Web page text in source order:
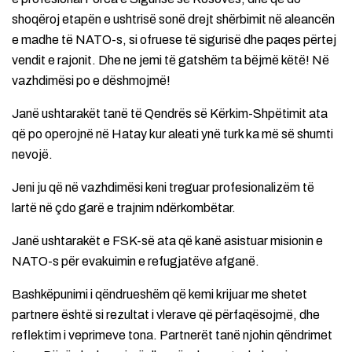
shoqëroj etapën e ushtrisë sonë drejt shërbimit në aleancën
e madhe të NATO-s, si ofruese të sigurisë dhe paqes përtej
vendit e rajonit. Dhe ne jemi të gatshëm ta bëjmë këtë! Në
vazhdimësi po e dëshmojmë!
Janë ushtarakët tanë të Qendrës së Kërkim-Shpëtimit ata
që po operojnë në Hatay kur aleati ynë turk ka më së shumti
nevojë.
Jeni ju që në vazhdimësi keni treguar profesionalizëm të
lartë në çdo garë e trajnim ndërkombëtar.
Janë ushtarakët e FSK-së ata që kanë asistuar misionin e
NATO-s për evakuimin e refugjatëve afganë.
Bashkëpunimi i qëndrueshëm që kemi krijuar me shetet
partnere është si rezultat i vlerave që përfaqësojmë, dhe
reflektim i veprimeve tona. Partnerët tanë njohin qëndrimet